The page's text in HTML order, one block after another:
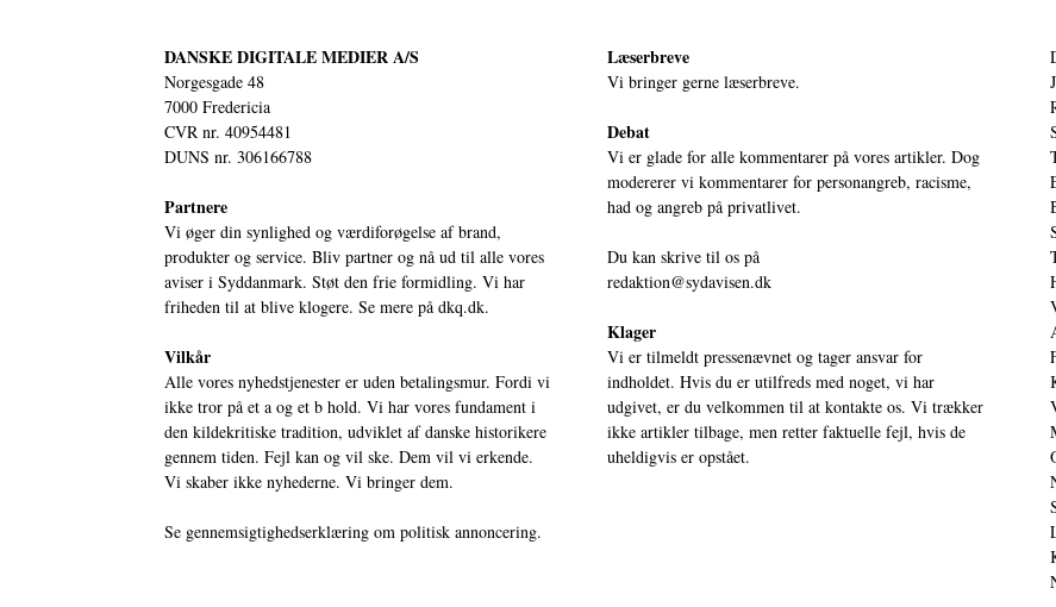
DANSKE DIGITALE MEDIER A/S
Norgesgade 48
7000 Fredericia
CVR nr. 40954481
DUNS nr. 306166788
Partnere
Vi øger din synlighed og værdiforøgelse af brand,
produkter og service. Bliv partner og nå ud til alle vores
aviser i Syddanmark. Støt den frie formidling. Vi har
friheden til at blive klogere. Se mere på dkq.dk.
Vilkår
Alle vores nyhedstjenester er uden betalingsmur. Fordi vi
ikke tror på et a og et b hold. Vi har vores fundament i
den kildekritiske tradition, udviklet af danske historikere
gennem tiden. Fejl kan og vil ske. Dem vil vi erkende.
Vi skaber ikke nyhederne. Vi bringer dem.
Se gennemsigtighedserklæring om politisk annoncering.
Læserbreve
Vi bringer gerne læserbreve.
Debat
Vi er glade for alle kommentarer på vores artikler. Dog
modererer vi kommentarer for personangreb, racisme,
had og angreb på privatlivet.
Du kan skrive til os på
redaktion@sydavisen.dk
Klager
Vi er tilmeldt pressenævnet og tager ansvar for
indholdet. Hvis du er utilfreds med noget, vi har
udgivet, er du velkommen til at kontakte os. Vi trækker
ikke artikler tilbage, men retter faktuelle fejl, hvis de
uheldigvis er opstået.